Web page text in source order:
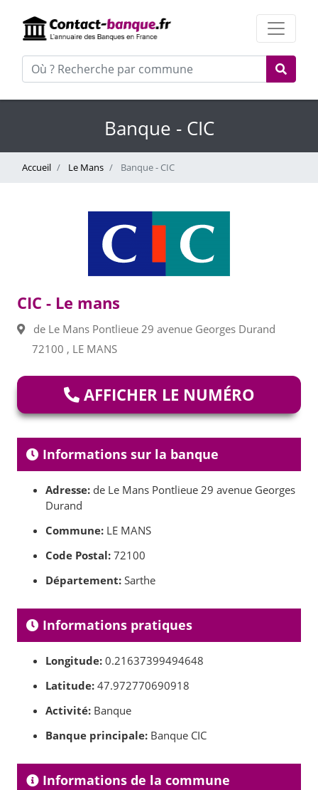
Banque - CIC
Accueil Le Mans Banque - CIC
CIC - Le mans
de Le Mans Pontlieue 29 avenue Georges Durand
72100 , LE MANS
AFFICHER LE NUMÉRO
Informations sur la banque
Adresse: de Le Mans Pontlieue 29 avenue Georges
Durand
Commune: LE MANS
Code Postal: 72100
Département: Sarthe
Informations pratiques
Longitude: 0.21637399494648
Latitude: 47.972770690918
Activité: Banque
Banque principale: Banque CIC
Informations de la commune